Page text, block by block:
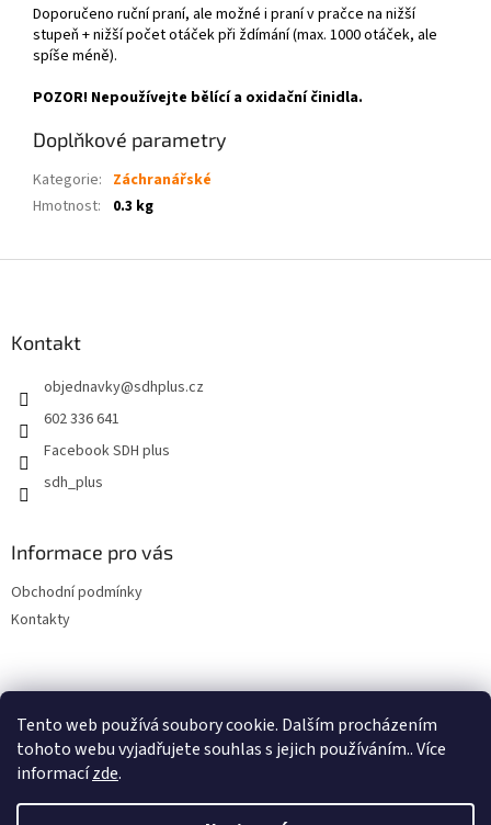
Tento web používá soubory cookie. Dalším procházením
tohoto webu vyjadřujete souhlas s jejich používáním.. Více
informacízde.
Doporučeno ruční praní, ale možné i praní v pračce na nižší
stupeň + nižší počet otáček při ždímání (max. 1000 otáček, ale
spíše méně).
POZOR! Nepoužívejte bělící a oxidační činidla.
Doplňkové parametry
Kategorie: Záchranářské
Hmotnost: 0.3 kg
Kontakt
objednavky@sdhplus.cz
602 336 641
Facebook SDH plus
sdh_plus
Informace pro vás
Obchodní podmínky
Kontakty